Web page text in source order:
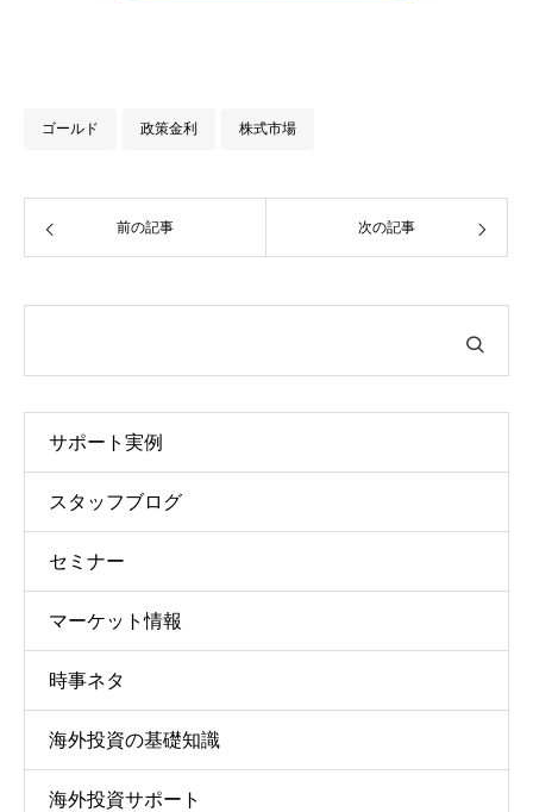
ゴールド 政策金利 株式市場
前の記事 次の記事
サポート実例
スタッフブログ
セミナー
マーケット情報
時事ネタ
海外投資の基礎知識
海外投資サポート